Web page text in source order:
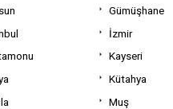
Gümüşhane
İzmir
Kayseri
Kütahya
Muş